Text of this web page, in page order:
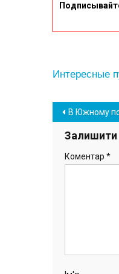
Интересные
записів
В Южному почали чистити фонтани перед
Залишити
Коментар *